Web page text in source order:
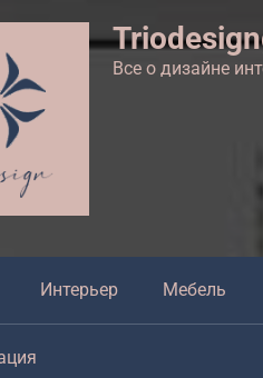
Все о дизайне
Интерьер Мебель